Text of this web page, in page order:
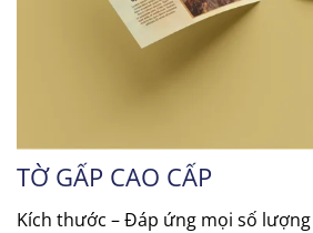
TỜ GẤP CAO CẤP
Kích thước – Đáp ứng mọi số lượng